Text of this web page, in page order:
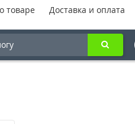
товаре Доставка и оплата